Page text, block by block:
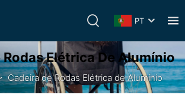
PT
Rodas Elétrica De Alumínio
Cadeira de Rodas Elétrica de Alumínio